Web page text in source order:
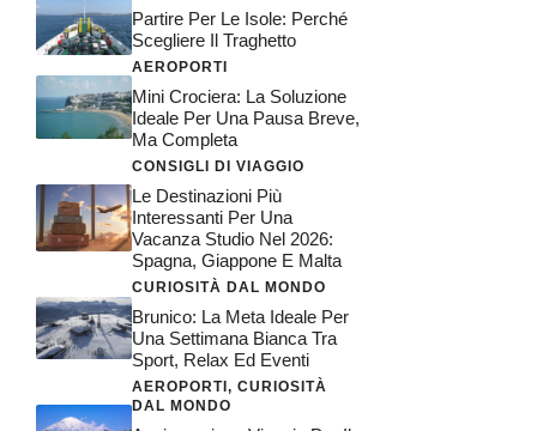
Partire Per Le Isole: Perché
Scegliere Il Traghetto
AEROPORTI
Mini Crociera: La Soluzione
Ideale Per Una Pausa Breve,
Ma Completa
CONSIGLI DI VIAGGIO
Le Destinazioni Più
Interessanti Per Una
Vacanza Studio Nel 2026:
Spagna, Giappone E Malta
CURIOSITÀ DAL MONDO
Brunico: La Meta Ideale Per
Una Settimana Bianca Tra
Sport, Relax Ed Eventi
AEROPORTI , CURIOSITÀ
DAL MONDO